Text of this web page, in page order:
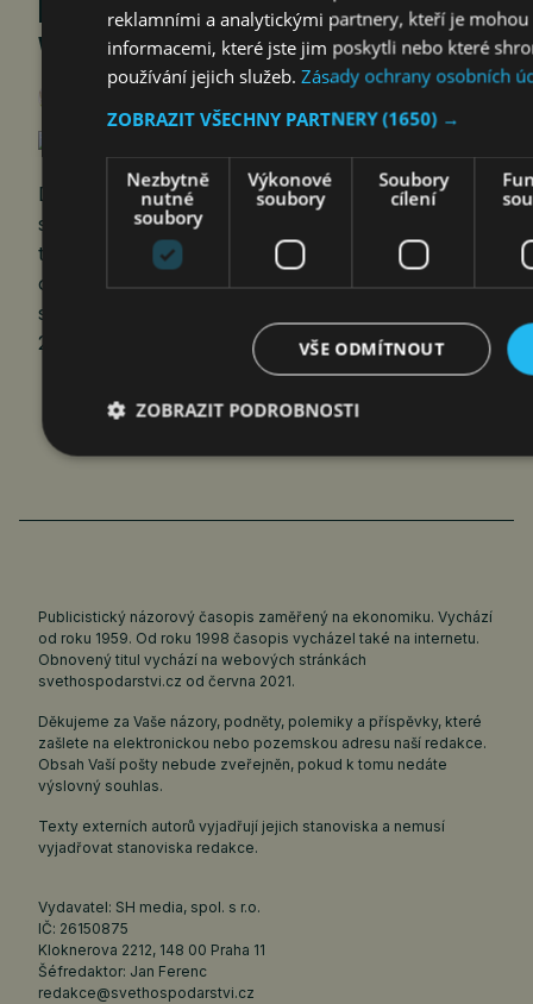
NÁLADA SE HORŠÍ V CELÉM
VYSPĚLÉM SVĚTĚ
Důvěra v příští ekonomický vývoj se mezi
spotřebiteli zhoršuje v celém vyspělém světě. Je
to rozpor: Reálná ekonomická data sice naznačují
obstojný obrázek, ale důvěra
spotřebitelů tomu neodpovídá. Rok
2026 začíná ve znamení ekonomické nejistoty.
Publicistický názorový časopis zaměřený na ekonomiku. Vychází
od roku 1959. Od roku 1998 časopis vycházel také na internetu.
Obnovený titul vychází na webových stránkách
svethospodarstvi.cz od června 2021.
Děkujeme za Vaše názory, podněty, polemiky a příspěvky, které
zašlete na elektronickou nebo pozemskou adresu naší redakce.
Obsah Vaší pošty nebude zveřejněn, pokud k tomu nedáte
výslovný souhlas.
Texty externích autorů vyjadřují jejich stanoviska a nemusí
vyjadřovat stanoviska redakce.
Vydavatel: SH media, spol. s r.o.
IČ: 26150875
Kloknerova 2212, 148 00 Praha 11
Šéfredaktor: Jan Ferenc
redakce@svethospodarstvi.cz
reklamními a analytickými partnery, kteří je
informacemi, které jste jim poskytli nebo které
používání jejich služeb. Zásady ochrany osobních
ZOBRAZIT VŠECHNY PARTNERY(1650) →
Nezbytně
nutné
soubory
Výkonové
soubory
Soubory
cílení
VŠE ODMÍTNOUT
ZOBRAZIT PODROBNOSTI